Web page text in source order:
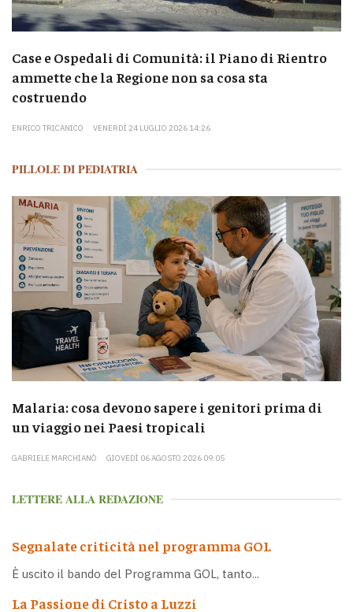
Case e Ospedali di Comunità: il Piano di Rientro
ammette che la Regione non sa cosa sta
costruendo
ENRICO TRICANICO VENERDÌ 24 LUGLIO 2026 14:26
PILLOLE DI PEDIATRIA
Malaria: cosa devono sapere i genitori prima di
un viaggio nei Paesi tropicali
GABRIELE MARCHIANÒ GIOVEDÌ 06 AGOSTO 2026 09:05
LETTERE ALLA REDAZIONE
Segnalate criticità nel programma GOL
È uscito il bando del Programma GOL, tanto...
La Passione di Cristo a Luzzi